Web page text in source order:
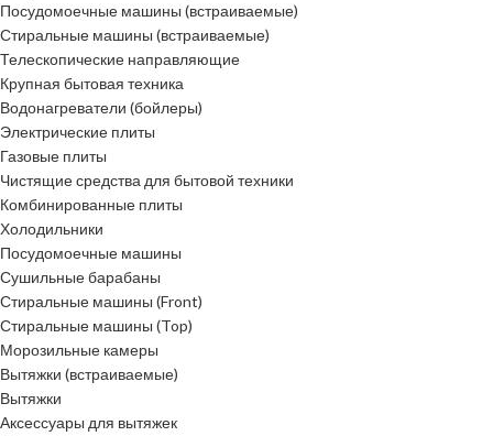
Посудомоечные машины (встраиваемые)
Стиральные машины (встраиваемые)
Телескопические направляющие
Крупная бытовая техника
Водонагреватели (бойлеры)
Электрические плиты
Газовые плиты
Чистящие средства для бытовой техники
Комбинированные плиты
Холодильники
Посудомоечные машины
Сушильные барабаны
Стиральные машины (Front)
Стиральные машины (Top)
Морозильные камеры
Вытяжки (встраиваемые)
Вытяжки
Аксессуары для вытяжек